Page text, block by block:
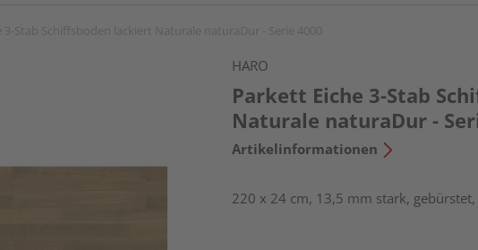
HARO
Parkett Eiche 3-Stab
Naturale naturaDur -
Artikelinformationen
220 x 24 cm, 13,5 mm stark,